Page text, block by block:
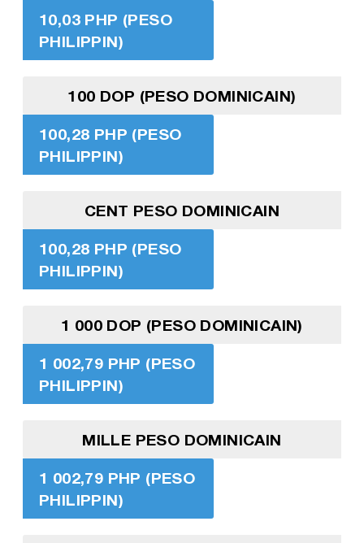
10,03 PHP (PESO
PHILIPPIN)
100 DOP (PESO DOMINICAIN)
100,28 PHP (PESO
PHILIPPIN)
CENT PESO DOMINICAIN
100,28 PHP (PESO
PHILIPPIN)
1 000 DOP (PESO DOMINICAIN)
1 002,79 PHP (PESO
PHILIPPIN)
MILLE PESO DOMINICAIN
1 002,79 PHP (PESO
PHILIPPIN)